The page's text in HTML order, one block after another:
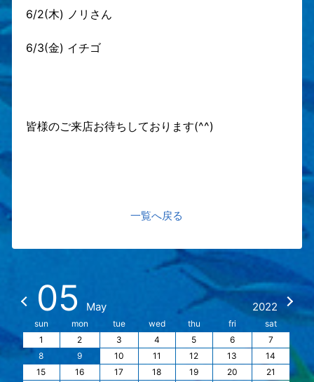
6/2(木) ノリさん
6/3(金) イチゴ
⁠⁠⁠⁠⁠⁠⁠皆様のご来店お待ちしております(^^)
一覧へ戻る
05 May 2022
sun mon tue wed thu fri
sat
1
2 3 4 5 6
7
8
9 10 11 12 13
14
15
16 17 18 19 20
21